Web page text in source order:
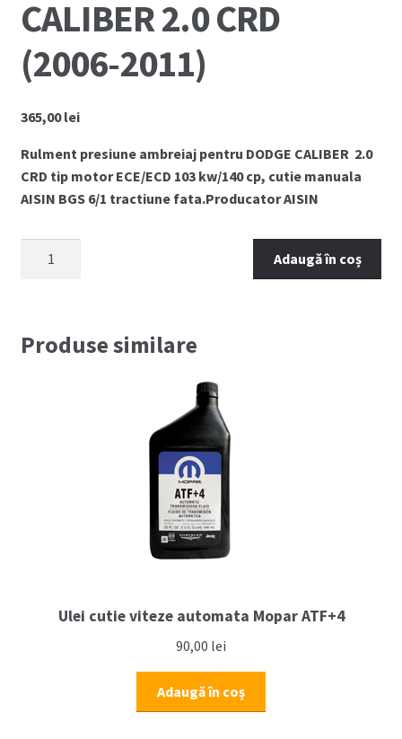
CALIBER 2.0 CRD
(2006-2011)
365,00lei
Rulment presiune ambreiaj pentru DODGE CALIBER 2.0
CRD tip motor ECE/ECD 103 kw/140 cp, cutie manuala
AISIN BGS 6/1 tractiune fata.Producator AISIN
DODGE
Adaugă în coș
Produse similare
Ulei cutie viteze automata Mopar ATF+4
90,00 lei
Adaugă în coș